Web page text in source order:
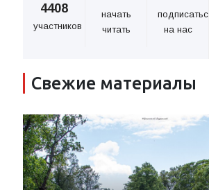
4408
участников
начать
читать
подписаться
на нас
Свежие материалы